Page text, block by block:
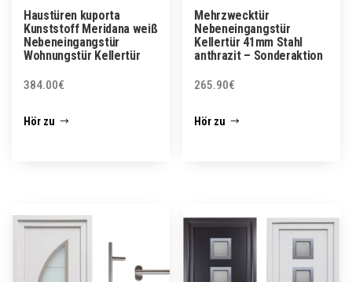
Haustüren kuporta
Kunststoff Meridana weiß
Nebeneingangstür
Wohnungstür Kellertür
384.00€
Hör zu
Mehrzwecktür
Nebeneingangstür
Kellertür 41mm Stahl
anthrazit – Sonderaktion
265.90€
Hör zu